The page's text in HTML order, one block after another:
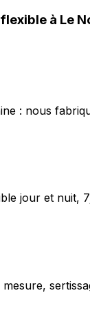
à Le
: nous
jour et nuit,